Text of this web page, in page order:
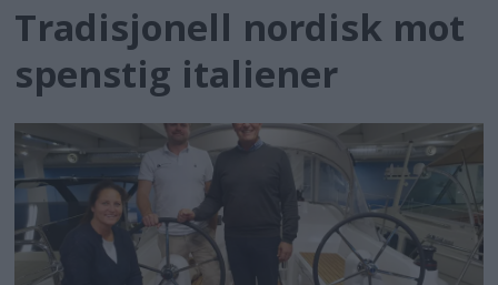
Tradisjonell nordisk mot
spenstig italiener